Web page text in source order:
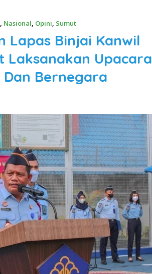
, Nasional, Opini, Sumut
Lapas Binjai Kanwil
Laksanakan Upacara
Bernegara